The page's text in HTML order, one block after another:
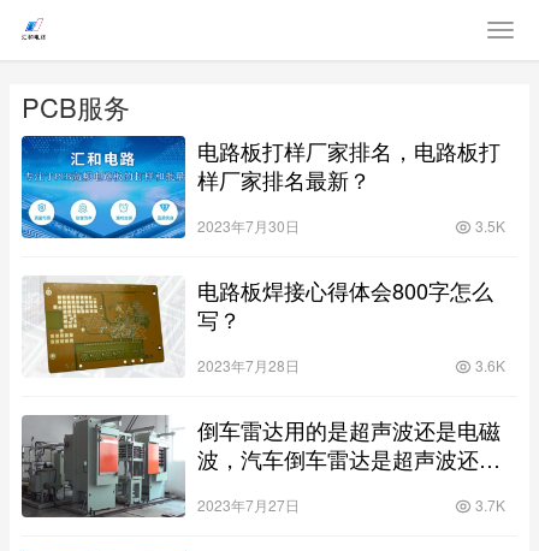
PCB服务
电路板打样厂家排名，电路板打
样厂家排名最新？
2023年7月30日 3.5K
电路板焊接心得体会800字怎么
写？
2023年7月28日 3.6K
倒车雷达用的是超声波还是电磁
波，汽车倒车雷达是超声波还是
2023年7月27日 3.7K